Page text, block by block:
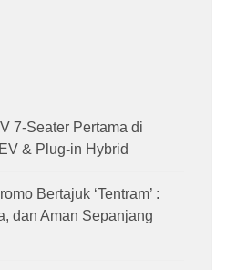
7-Seater Pertama di
& Plug-in Hybrid
Bertajuk ‘Tentram’ :
dan Aman Sepanjang